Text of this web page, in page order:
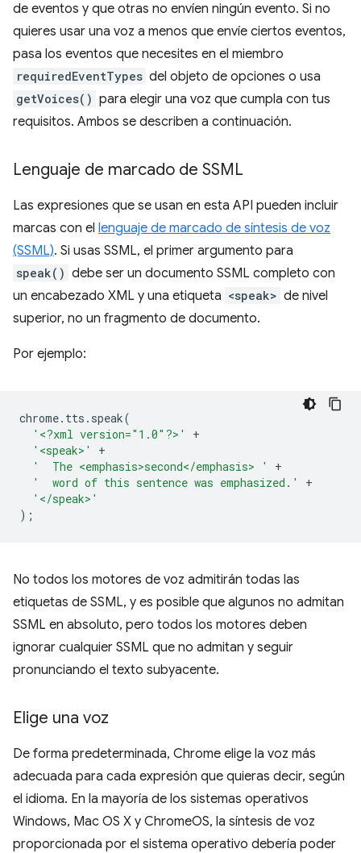
de eventos y que otras no envíen ningún evento. Si no
quieres usar una voz a menos que envíe ciertos eventos,
pasa los eventos que necesites en el miembro
requiredEventTypes del objeto de opciones o usa
getVoices() para elegir una voz que cumpla con tus
requisitos. Ambos se describen a continuación.
Lenguaje de marcado de SSML
Las expresiones que se usan en esta API pueden incluir
marcas con el lenguaje de marcado de síntesis de voz
(SSML). Si usas SSML, el primer argumento para
speak() debe ser un documento SSML completo con
un encabezado XML y una etiqueta <speak> de nivel
superior, no un fragmento de documento.
Por ejemplo:
chrome. tts . speak(
'<?xml version="1.0"?>'
+
'<speak>'
+
'  The <emphasis>second</emphasis> '
+
'  word of this sentence was emphasized.'
+
'</speak>'
);
No todos los motores de voz admitirán todas las
etiquetas de SSML, y es posible que algunos no admitan
SSML en absoluto, pero todos los motores deben
ignorar cualquier SSML que no admitan y seguir
pronunciando el texto subyacente.
Elige una voz
De forma predeterminada, Chrome elige la voz más
adecuada para cada expresión que quieras decir, según
el idioma. En la mayoría de los sistemas operativos
Windows, Mac OS X y ChromeOS, la síntesis de voz
proporcionada por el sistema operativo debería poder